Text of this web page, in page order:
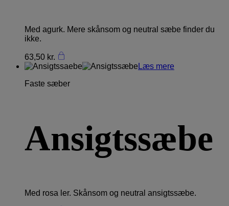
Med agurk. Mere skånsom og neutral sæbe finder du
ikke.
63,50 kr.
Læs mere
Faste sæber
Ansigtssæbe
Med rosa ler. Skånsom og neutral ansigtssæbe.